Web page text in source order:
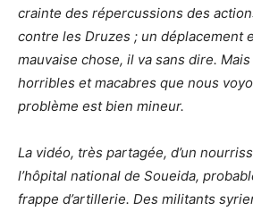
crainte des répercussions des
contre les Druzes ; un déplacement
mauvaise chose, il va sans dire.
horribles et macabres que nous
problème est bien mineur.
La vidéo, très partagée, d’un
l’hôpital national de Soueida,
frappe d’artillerie. Des militants